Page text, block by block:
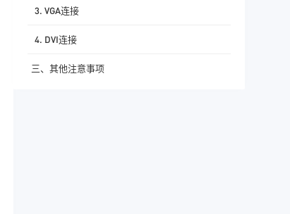
3. VGA连接
4. DVI连接
三、其他注意事项